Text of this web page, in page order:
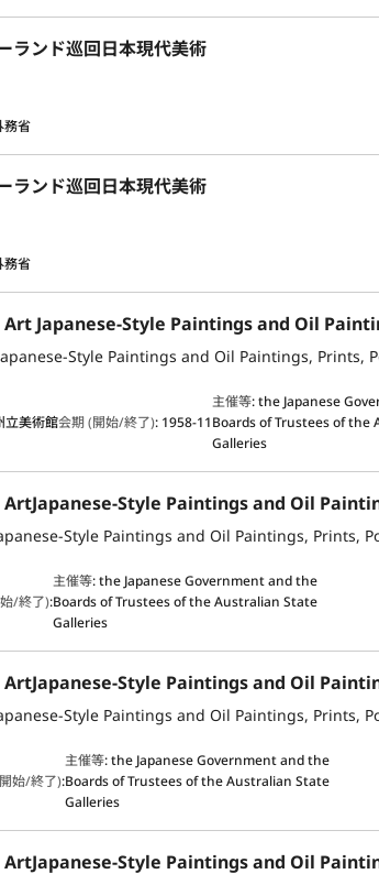
ランド巡回日本現代美術
務省
ランド巡回日本現代美術
務省
立美術館会期 (開始/終了): 1958-11
主催等:the Japanese
Boards of Trustees of the
Galleries
/終了):
主催等:the Japanese Government and the
Boards of Trustees of the Australian State
Galleries
始/終了):
主催等:the Japanese Government and the
Boards of Trustees of the Australian State
Galleries